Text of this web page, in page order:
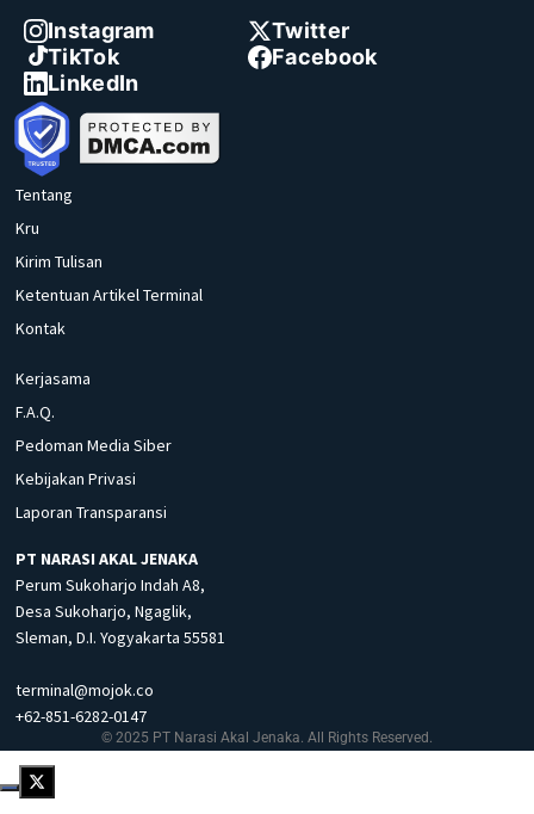
Instagram
Twitter
TikTok
Facebook
LinkedIn
Tentang
Kru
Kirim Tulisan
Ketentuan Artikel Terminal
Kontak
Kerjasama
F.A.Q.
Pedoman Media Siber
Kebijakan Privasi
Laporan Transparansi
PT NARASI AKAL JENAKA
Perum Sukoharjo Indah A8,
Desa Sukoharjo, Ngaglik,
Sleman, D.I. Yogyakarta 55581
terminal@mojok.co
+62-851-6282-0147
© 2025 PT Narasi Akal Jenaka. All Rights Reserved.